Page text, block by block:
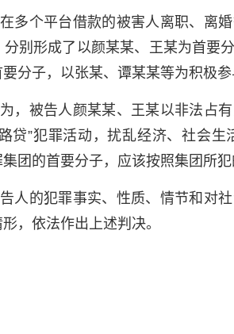
多个平台借款的被害人离职、离
别形成了以颜某某、王某为首要
分子，以张某、谭某某等为积极参
，被告人颜某某、王某以非法占
贷”犯罪活动，扰乱经济、社会
团的首要分子，应该按照集团所犯
人的犯罪事实、性质、情节和对
，依法作出上述判决。